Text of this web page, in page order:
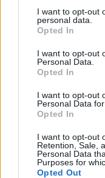
I want to opt-out
personal data.
Opted In
I want to opt-out
Personal Data.
Opted In
I want to opt-out
Personal Data
Opted In
I want to opt-out
Retention, Sale,
Personal Data
Purposes for
Opted Out
Festival Internacional
Colômbia e Argentina
8 de agosto, em
8 Agosto, 2026 - 11:00